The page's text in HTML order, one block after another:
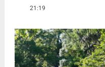
21:19